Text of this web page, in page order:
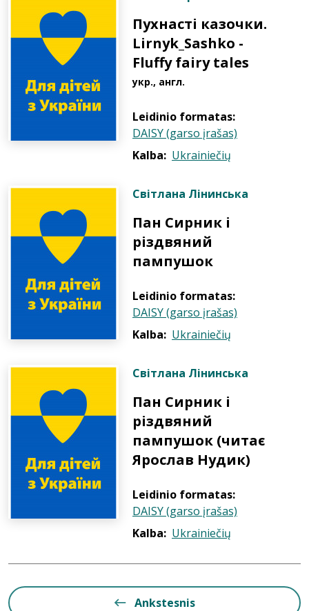
Пухнасті казочки.
Lirnyk_Sashko -
Fluffy fairy tales
укр., англ.
Leidinio formatas:
DAISY (garso įrašas)
Kalba: Ukrainiečių
Світлана Лінинська
Пан Сирник і
різдвяний
пампушок
Leidinio formatas:
DAISY (garso įrašas)
Kalba: Ukrainiečių
Світлана Лінинська
Пан Сирник і
різдвяний
пампушок (читає
Ярослав Нудик)
Leidinio formatas:
DAISY (garso įrašas)
Kalba: Ukrainiečių
Ankstesnis